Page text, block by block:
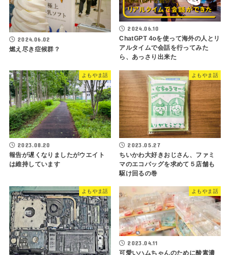
2024.06.02
燃え尽き症候群？
2024.06.10
ChatGPT 4oを使って海外の人とリ
アルタイムで会話を行ってみた
ら、あっさり出来た
よもやま話
2023.08.20
報告が遅くなりましたがウエイト
は維持しています
よもやま話
2023.05.27
ちいかわ大好きおじさん、ファミ
マのエコバッグを求めて５店舗も
駆け回るの巻
よもやま話 よもやま話
2023.04.11
可愛いハムちゃんのために酸素濃